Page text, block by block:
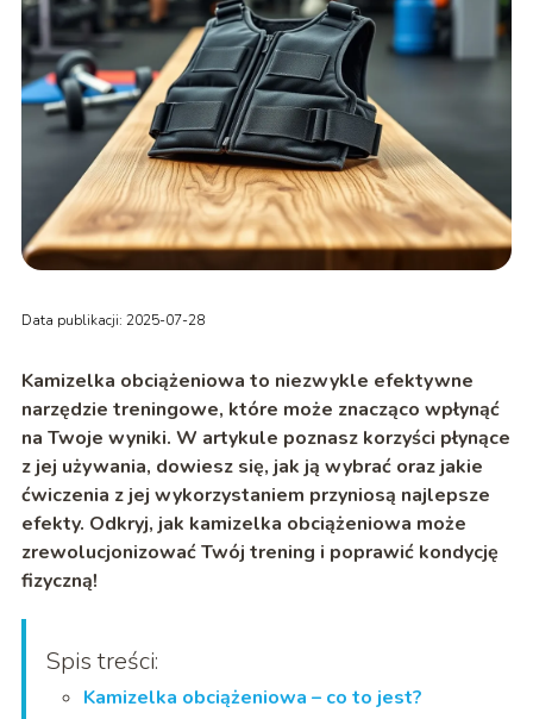
Data publikacji: 2025-07-28
Kamizelka obciążeniowa to niezwykle efektywne
narzędzie treningowe, które może znacząco wpłynąć
na Twoje wyniki. W artykule poznasz korzyści płynące
z jej używania, dowiesz się, jak ją wybrać oraz jakie
ćwiczenia z jej wykorzystaniem przyniosą najlepsze
efekty. Odkryj, jak kamizelka obciążeniowa może
zrewolucjonizować Twój trening i poprawić kondycję
fizyczną!
Spis treści:
Kamizelka obciążeniowa – co to jest?